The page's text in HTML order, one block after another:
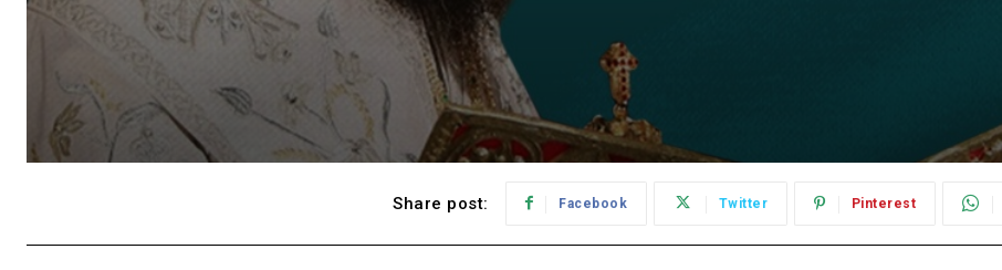
Share post: Facebook Twitter Pinterest